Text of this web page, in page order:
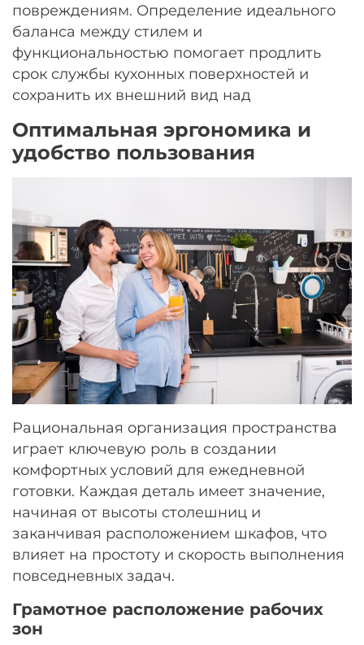
повреждениям. Определение идеального
баланса между стилем и
функциональностью помогает продлить
срок службы кухонных поверхностей и
сохранить их внешний вид над
Оптимальная эргономика и
удобство пользования
Рациональная организация пространства
играет ключевую роль в создании
комфортных условий для ежедневной
готовки. Каждая деталь имеет значение,
начиная от высоты столешниц и
заканчивая расположением шкафов, что
влияет на простоту и скорость выполнения
повседневных задач.
Грамотное расположение рабочих
зон